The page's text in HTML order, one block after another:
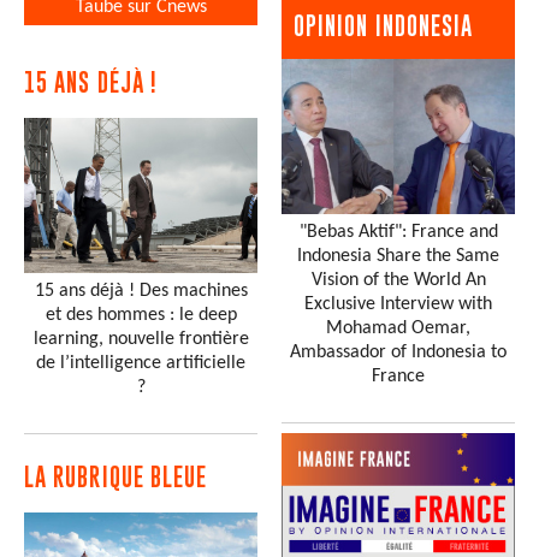
Taube sur Cnews
15 ANS DÉJÀ !
15 ans déjà ! Des machines
et des hommes : le deep
learning, nouvelle frontière
de l’intelligence artificielle
?
LA RUBRIQUE BLEUE
OPINION INDONESIA
"Bebas Aktif": France and
Indonesia Share the Same
Vision of the World An
Exclusive Interview with
Mohamad Oemar,
Ambassador of Indonesia to
France